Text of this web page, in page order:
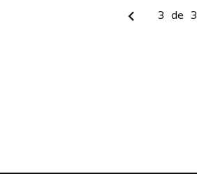
3 de 3